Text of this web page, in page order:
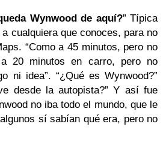
Wynwood de aquí?” Típica
cualquiera que conoces, para no
“Como a 45 minutos, pero no
a 20 minutos en carro, pero no
ni idea”. “¿Qué es Wynwood?”
desde la autopista?” Y así fue
no iba todo el mundo, que le
sí sabían qué era, pero no